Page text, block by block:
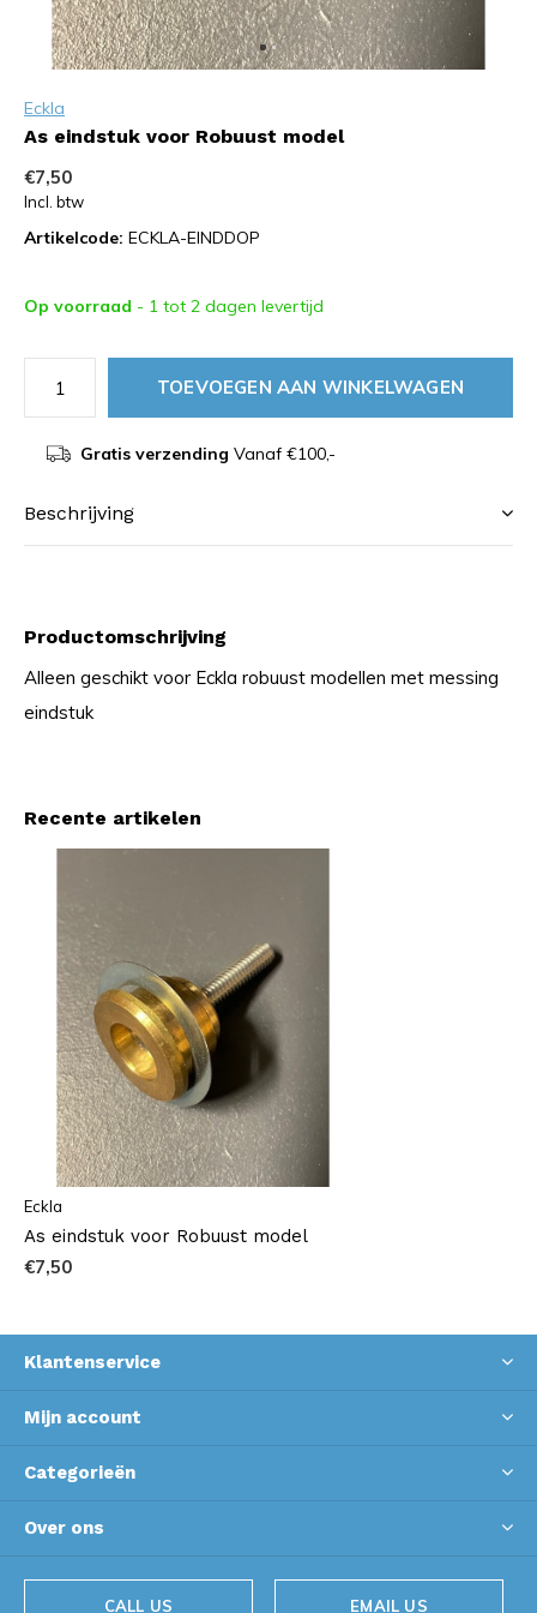
Eckla
As eindstuk voor Robuust model
€7,50
Incl. btw
Artikelcode: ECKLA-EINDDOP
Op voorraad - 1 tot 2 dagen levertijd
TOEVOEGEN AAN WINKELWAGEN
Gratis verzending Vanaf €100,-
Beschrijving
Productomschrijving
Alleen geschikt voor Eckla robuust modellen met messing
eindstuk
Recente artikelen
Eckla
As eindstuk voor Robuust model
€7,50
Klantenservice
Mijn account
Categorieën
Over ons
CALL US EMAIL US